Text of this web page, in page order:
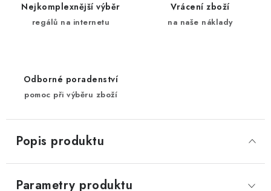
Nejkomplexnější výběr
regálů na internetu
Vrácení zboží
na naše náklady
Odborné poradenství
pomoc při výběru zboží
Popis produktu
Parametry produktu